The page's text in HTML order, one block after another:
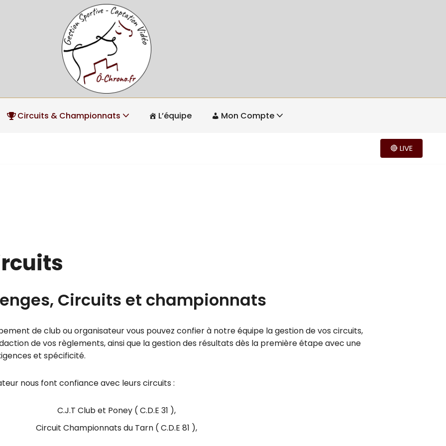
Circuits & Championnats L’équipe Mon Compte
🔴 LIVE
Circuits et championnats
de club ou organisateur vous pouvez confier à notre équipe la gestion de vos circuits,
de vos règlements, ainsi que la gestion des résultats dès la première étape avec une
et spécificité.
nous font confiance avec leurs circuits :
C.J.T Club et Poney ( C.D.E 31 ),
Circuit Championnats du Tarn ( C.D.E 81 ),